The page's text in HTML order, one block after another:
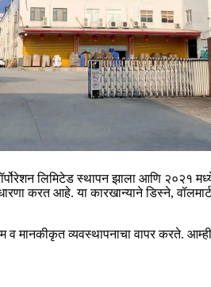
लिमिटेड स्थापन झाला आणि २०२१
करत आहे. या कारखान्याने डिस्ने,
व मानकीकृत व्यवस्थापनाचा वापर करते.